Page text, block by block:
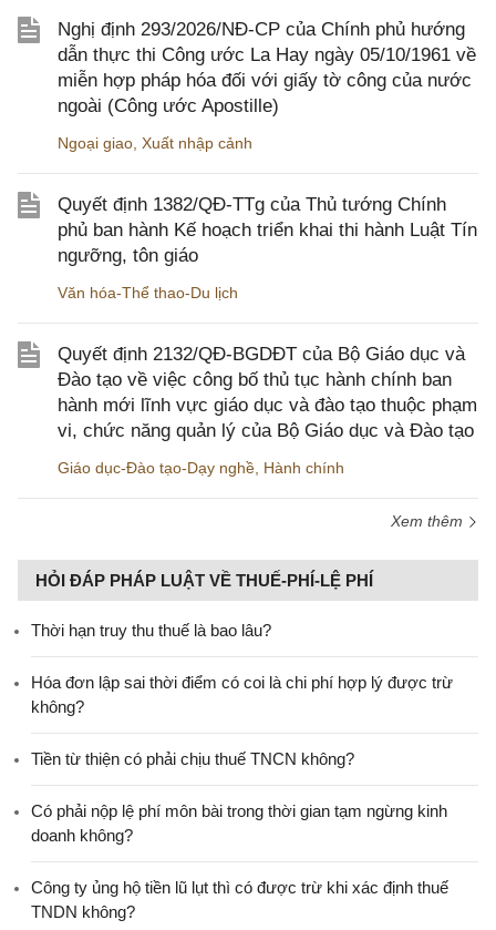
Nghị định 293/2026/NĐ-CP của Chính phủ hướng
dẫn thực thi Công ước La Hay ngày 05/10/1961 về
miễn hợp pháp hóa đối với giấy tờ công của nước
ngoài (Công ước Apostille)
Ngoại giao Xuất nhập cảnh
Quyết định 1382/QĐ-TTg của Thủ tướng Chính
phủ ban hành Kế hoạch triển khai thi hành Luật Tín
ngưỡng, tôn giáo
Văn hóa-Thể thao-Du lịch
Quyết định 2132/QĐ-BGDĐT của Bộ Giáo dục và
Đào tạo về việc công bố thủ tục hành chính ban
hành mới lĩnh vực giáo dục và đào tạo thuộc phạm
vi, chức năng quản lý của Bộ Giáo dục và Đào tạo
Giáo dục-Đào tạo-Dạy nghề Hành chính
Xem thêm
HỎI ĐÁP PHÁP LUẬT VỀ THUẾ-PHÍ-LỆ PHÍ
Thời hạn truy thu thuế là bao lâu?
Hóa đơn lập sai thời điểm có coi là chi phí hợp lý được trừ
không?
Tiền từ thiện có phải chịu thuế TNCN không?
Có phải nộp lệ phí môn bài trong thời gian tạm ngừng kinh
doanh không?
Công ty ủng hộ tiền lũ lụt thì có được trừ khi xác định thuế
TNDN không?